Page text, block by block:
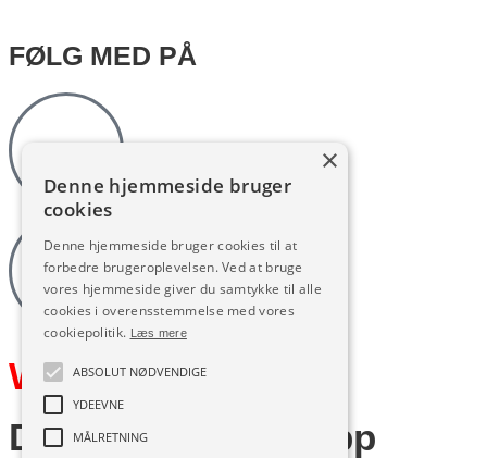
FØLG MED PÅ
Web by Frufo
Download vores app
×
Denne hjemmeside bruger
cookies
Denne hjemmeside bruger cookies til at
forbedre brugeroplevelsen. Ved at bruge
vores hjemmeside giver du samtykke til alle
cookies i overensstemmelse med vores
cookiepolitik. Læs mere
ABSOLUT NØDVENDIGE
YDEEVNE
MÅLRETNING